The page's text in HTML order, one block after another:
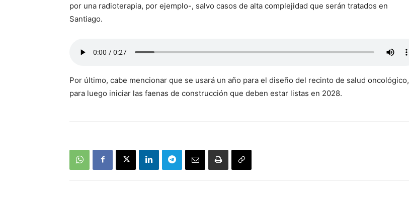
por una radioterapia, por ejemplo-, salvo casos de alta complejidad que serán tratados en
Santiago.
Por último, cabe mencionar que se usará un año para el diseño del recinto de salud oncológico,
para luego iniciar las faenas de construcción que deben estar listas en 2028.